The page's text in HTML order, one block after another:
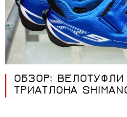
ОБЗОР:
ТРИАТЛОНА